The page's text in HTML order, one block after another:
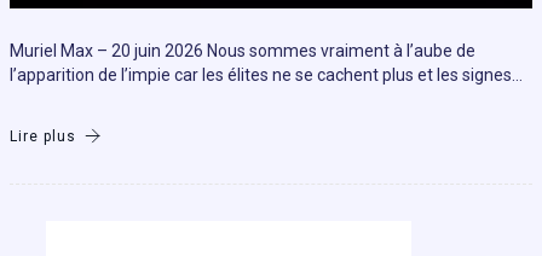
Muriel Max – 20 juin 2026 Nous sommes vraiment à l’aube de
l’apparition de l’impie car les élites ne se cachent plus et les signes…
Lire plus